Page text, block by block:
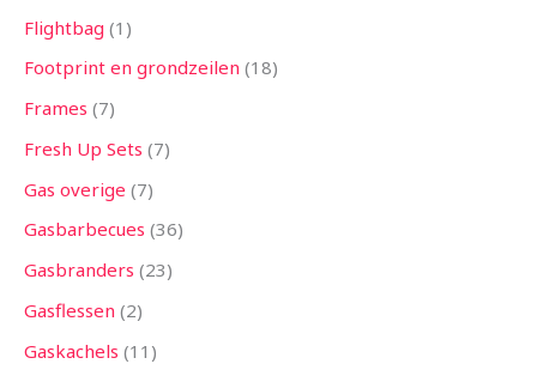
Flightbag 1
Footprint en grondzeilen 18
Frames 7
Fresh Up Sets 7
Gas overige 7
Gasbarbecues 36
Gasbranders 23
Gasflessen 2
Gaskachels 11